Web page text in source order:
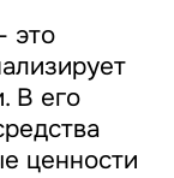
это
В его
ценности